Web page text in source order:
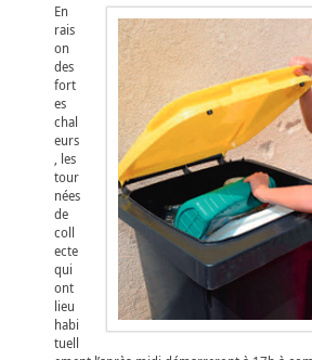
En
rais
on
des
fort
es
chal
eurs
, les
tour
nées
de
coll
ecte
qui
ont
lieu
habi
tuell